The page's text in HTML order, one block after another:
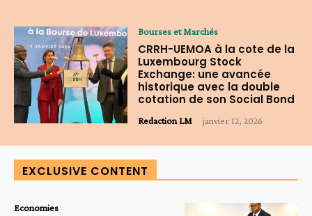
Bourses et Marchés
CRRH-UEMOA à la cote de la
Luxembourg Stock
Exchange: une avancée
historique avec la double
cotation de son Social Bond
Redaction LM - janvier 12, 2026
EXCLUSIVE CONTENT
Economies